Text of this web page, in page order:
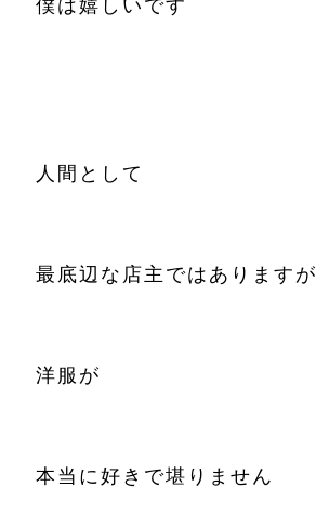
僕は嬉しいです
人間として
最底辺な店主ではありますが
洋服が
本当に好きで堪りません